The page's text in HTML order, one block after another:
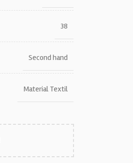
38
Second hand
Material Textil